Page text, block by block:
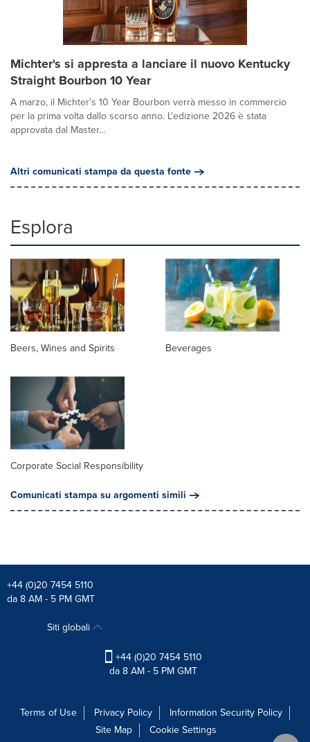
Michter's si appresta a lanciare il nuovo Kentucky
Straight Bourbon 10 Year
A marzo, il Michter's 10 Year Bourbon verrà messo in commercio
per la prima volta dallo scorso anno. L'edizione 2026 è stata
approvata dal Master...
Altri comunicati stampa da questa fonte
Esplora
Beers, Wines and Spirits Beverages
Corporate Social Responsibility
Comunicati stampa su argomenti simili
+44 (0)20 7454 5110
da 8 AM - 5 PM GMT
Siti globali
+44 (0)20 7454 5110
da 8 AM - 5 PM GMT
Terms of Use Privacy Policy
Information Security Policy
Site Map
Cookie Settings